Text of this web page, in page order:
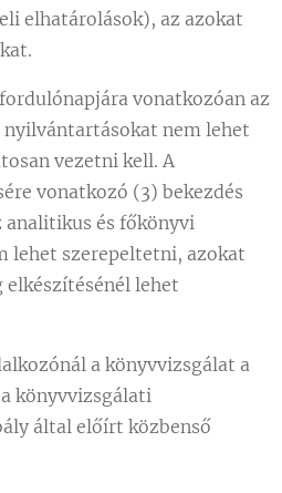
elhatárolások), az azokat
vonatkozóan az
nem lehet
vezetni kell. A
vonatkozó (3) bekezdés
és főkönyvi
lehet szerepeltetni, azokat
elkészítésénél lehet
a könyvvizsgálat a
könyvvizsgálati
által előírt közbenső